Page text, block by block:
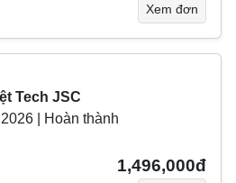
Xem đơn
Tech JSC
Hoàn thành
1,496,000đ